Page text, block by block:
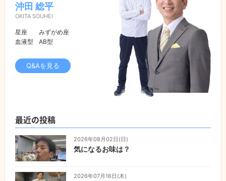
沖田 総平
OKITA SOUHEI
星座
みずがめ座
血液型
AB型
Q&Aを見る
最近の投稿
2026年08月02日(日)
気になるお味は？
2026年07月16日(木)